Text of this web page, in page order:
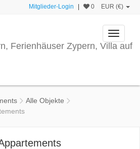
Mitglieder-Login 0 EUR (€)
Toggle
Alle Objekte